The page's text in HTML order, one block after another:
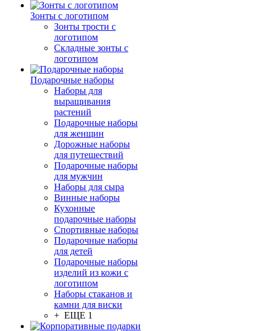
Зонты с логотипом
Зонты трости с
логотипом
Складные зонты с
логотипом
Подарочные наборы
Наборы для
выращивания
растений
Подарочные наборы
для женщин
Дорожные наборы
для путешествий
Подарочные наборы
для мужчин
Наборы для сыра
Винные наборы
Кухонные
подарочные наборы
Спортивные наборы
Подарочные наборы
для детей
Подарочные наборы
изделий из кожи с
логотипом
Наборы стаканов и
камни для виски
+ ЕЩЕ 1